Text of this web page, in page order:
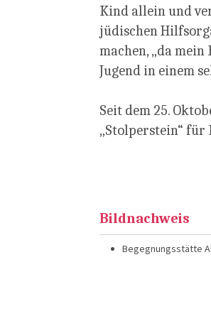
Kind allein und
jüdischen
machen, „da
Jugend in einem
Seit dem 25.
„Stolperstein“ für
Bildnachweis
Begegnungsstätte